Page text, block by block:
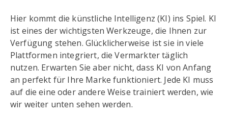
Hier kommt die künstliche Intelligenz (KI) ins Spiel. KI
ist eines der wichtigsten Werkzeuge, die Ihnen zur
Verfügung stehen. Glücklicherweise ist sie in viele
Plattformen integriert, die Vermarkter täglich
nutzen. Erwarten Sie aber nicht, dass KI von Anfang
an perfekt für Ihre Marke funktioniert. Jede KI muss
auf die eine oder andere Weise trainiert werden, wie
wir weiter unten sehen werden.